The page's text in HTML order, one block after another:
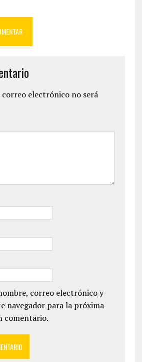
correo electrónico no será
correo electrónico y
navegador para la próxima
comentario.